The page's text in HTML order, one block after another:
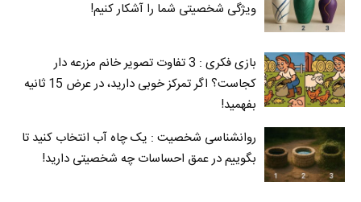
ویژگی شخصیتی شما را آشکار کنیم!
بازی فکری : 3 تفاوت تصویر خانم مزرعه دار
کجاست؟ اگر تمرکز خوبی دارید، در عرض 15 ثانیه
بفهمید!
روانشناسی شخصیت : یک چاه آب انتخاب کنید تا
بگوییم در عمق احساسات چه شخصیتی دارید!